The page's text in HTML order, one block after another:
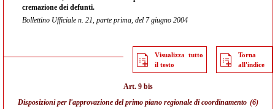
cremazione dei defunti.
Bollettino Ufficiale n. 21, parte prima, del 7 giugno 2004
Visualizza tutto
il testo
Torna
all'indice
Art. 9 bis
Disposizioni per l'approvazione del primo piano regionale di coordinamento (6)